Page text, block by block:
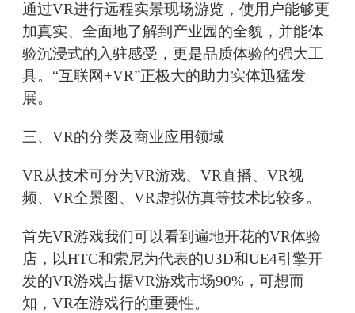
通过VR进行远程实景现场游览，使用户能够更
加真实、全面地了解到产业园的全貌，并能体
验沉浸式的入驻感受，更是品质体验的强大工
具。“互联网+VR”正极大的助力实体迅猛发
展。
三、VR的分类及商业应用领域
VR从技术可分为VR游戏、VR直播、VR视
频、VR全景图、VR虚拟仿真等技术比较多。
首先VR游戏我们可以看到遍地开花的VR体验
店，以HTC和索尼为代表的U3D和UE4引擎开
发的VR游戏占据VR游戏市场90%，可想而
知，VR在游戏行的重要性。